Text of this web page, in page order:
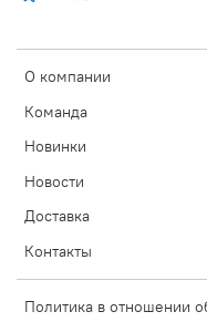
О компании
Команда
Новинки
Новости
Доставка
Контакты
Политика в отношении